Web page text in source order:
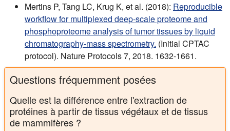
Mertins P, Tang LC, Krug K, et al. (2018): Reproducible
workflow for multiplexed deep-scale proteome and
phosphoproteome analysis of tumor tissues by liquid
chromatography-mass spectrometry. (Initial CPTAC
protocol). Nature Protocols 7, 2018. 1632-1661.
Questions fréquemment posées
Quelle est la différence entre l'extraction de
protéines à partir de tissus végétaux et de tissus
de mammifères ?